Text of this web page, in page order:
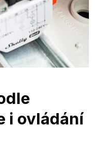
i ovládání